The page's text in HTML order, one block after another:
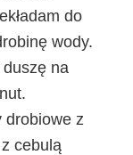
do
wody.
na
drobiowe z
cebulą